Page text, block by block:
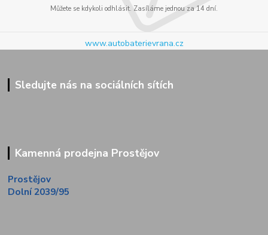
Můžete se kdykoli odhlásit. Zasíláme jednou za 14 dní.
www.autobaterievrana.cz
Sledujte nás na sociálních sítích
Kamenná prodejna Prostějov
Prostějov
Dolní 2039/95